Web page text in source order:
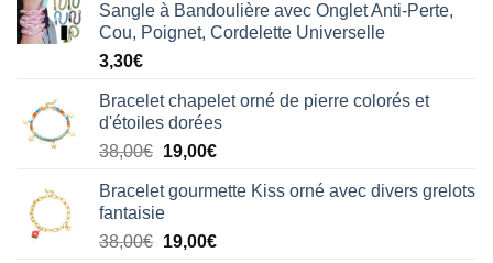
Sangle à Bandoulière avec Onglet Anti-Perte,
Cou, Poignet, Cordelette Universelle
3,30€
Bracelet chapelet orné de pierre colorés et
d'étoiles dorées
38,00€ Le
initial
était :
38,00€.
19,00€Le
actuel
19,00€.
Bracelet gourmette Kiss orné avec divers grelots
fantaisie
38,00€ Le
19,00€Le